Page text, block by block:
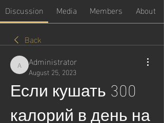
Discussion Media Members
About
Back
Administrator
Administrator
August 25, 2023
Если кушать 300
калорий в день на